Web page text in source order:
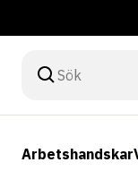
Arbetshandskar